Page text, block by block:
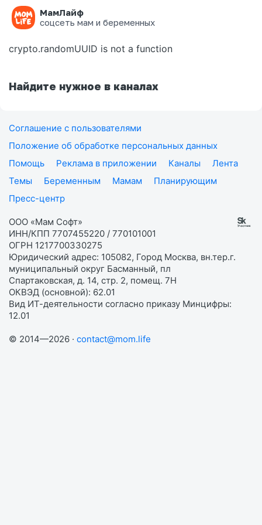
МамЛайф
соцсеть мам и беременных
Ошибка на странице
crypto.randomUUID is not a function
Найдите нужное в каналах
Соглашение с пользователями
Положение об обработке персональных данных
Помощь
Реклама в приложении Каналы
Лента
Темы
Беременным Мамам
Планирующим
Пресс-центр
ООО «Мам Софт»
ИНН/КПП 7707455220 / 770101001
ОГРН 1217700330275
Юридический адрес: 105082, Город Москва, вн.тер.г.
муниципальный округ Басманный, пл
Спартаковская, д. 14, стр. 2, помещ. 7Н
ОКВЭД (основной): 62.01
Вид ИТ-деятельности согласно приказу Минцифры:
12.01
© 2014—2026 · contact@mom.life